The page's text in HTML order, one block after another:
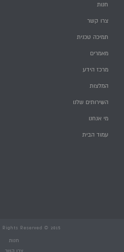
חנות
צרו קשר
תמיכה טכנית
מאמרים
מרכז הידע
המלצות
השירותים שלנו
מי אנחנו
עמוד הבית
Reserved © 2015
חנות
צרו קשר